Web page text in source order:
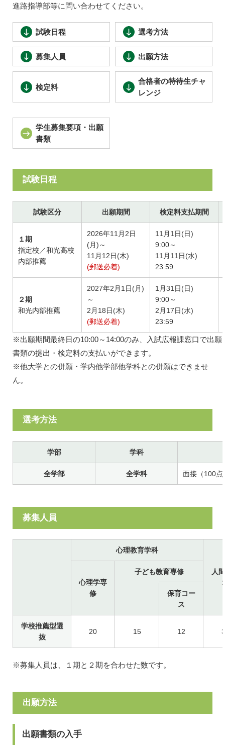
進路指導部等に問い合わせてください。
試験日程 選考方法
募集人員 出願方法
検定料
合格者の特待生チャ
レンジ
学生募集要項・出願
書類
試験日程
試験区分 出願期間 検定料支払期間
１期
指定校／和光高校
内部推薦
2026年11月2日
(月)～
11月12日(木)
(郵送必着)
11月1日(日)
9:00～
11月11日(水)
23:59
２期
和光内部推薦
2027年2月1日(月)
～
2月18日(木)
(郵送必着)
1月31日(日)
9:00～
2月17日(水)
23:59
※出願期間最終日の10:00～14:00のみ、入試広報課窓口で出願
書類の提出・検定料の支払いができます。
※他大学との併願・学内他学部他学科との併願はできませ
ん。
選考方法
学部 学科
全学部 全学科 面接（100点
募集人員
心理教育学科
人
心理学専
修
子ども教育専修
保育コー
ス
学校推薦型選
抜
20 15 12
※募集人員は、１期と２期を合わせた数です。
出願方法
出願書類の入手